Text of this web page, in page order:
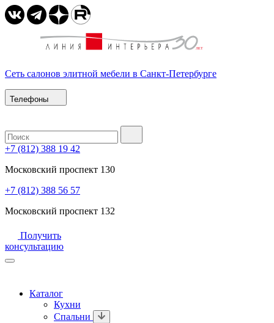
Сеть салонов элитной мебели в Санкт-Петербурге
Телефоны
+7 (812) 388 19 42
Московский проспект 130
+7 (812) 388 56 57
Московский проспект 132
Получить
консультацию
Каталог
Кухни
Спальни